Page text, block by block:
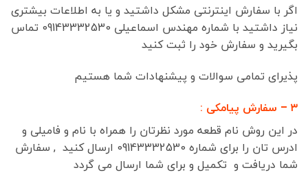
اگر با سفارش اینترنتی مشکل داشتید و یا به اطلاعات بیشتری
نیاز داشتید با شماره مهندس اسماعیلی 09143332530 تماس
بگیرید و سفارش خود را ثبت کنید
پذیرای تمامی سوالات و پیشنهادات شما هستیم
۳ – سفارش پیامکی :
در این روش نام قطعه مورد نظرتان را همراه با نام و فامیلی و
ادرس تان را برای شماره 09143332530 ارسال کنید , سفارش
شما دریافت و تکمیل و برای شما ارسال می گردد